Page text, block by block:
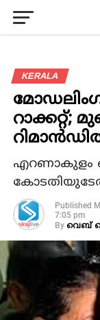
KERALA
റാക്കറ്റ്;
എറണാകുളം
Published
7:05 pm
By വെബ്